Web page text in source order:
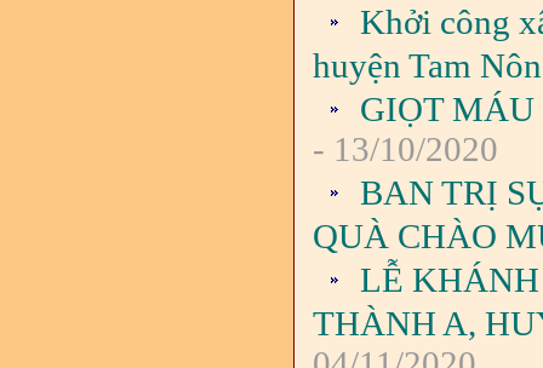
Khởi công
huyện Tam
GIỌT MÁU
- 13/10/2020
BAN TRỊ
QUÀ CHÀO
LỄ
THÀNH A,